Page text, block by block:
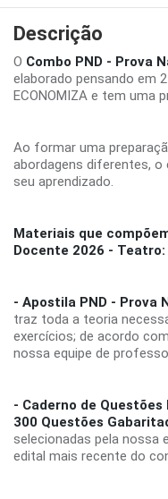
Descrição
O Combo PND - Prova
elaborado pensando em
ECONOMIZA e tem uma
Ao formar uma
abordagens diferentes,
seu aprendizado.
Materiais que
Docente 2026 - Teatro:
- Apostila PND - Prova
traz toda a teoria
exercícios; de acordo
nossa equipe de
- Caderno de
300 Questões
selecionadas pela nossa
edital mais recente do